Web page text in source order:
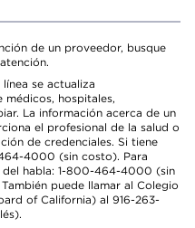
de un proveedor, busque
se actualiza
hospitales,
La información acerca de un
el profesional de la salud o
de credenciales. Si tiene
4000 (sin costo). Para
habla: 1-800-464-4000 (sin
puede llamar al Colegio
of California) al 916-263-